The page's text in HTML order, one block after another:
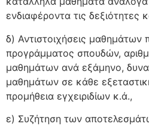
ενδιαφέροντα τις δεξιότητες
δ) Αντιστοιχήσεις μαθημάτων
προγράμματος σπουδών,
μαθημάτων ανά εξάμηνο,
μαθημάτων σε κάθε
προμήθεια εγχειριδίων κ.ά.,
ε) Συζήτηση των